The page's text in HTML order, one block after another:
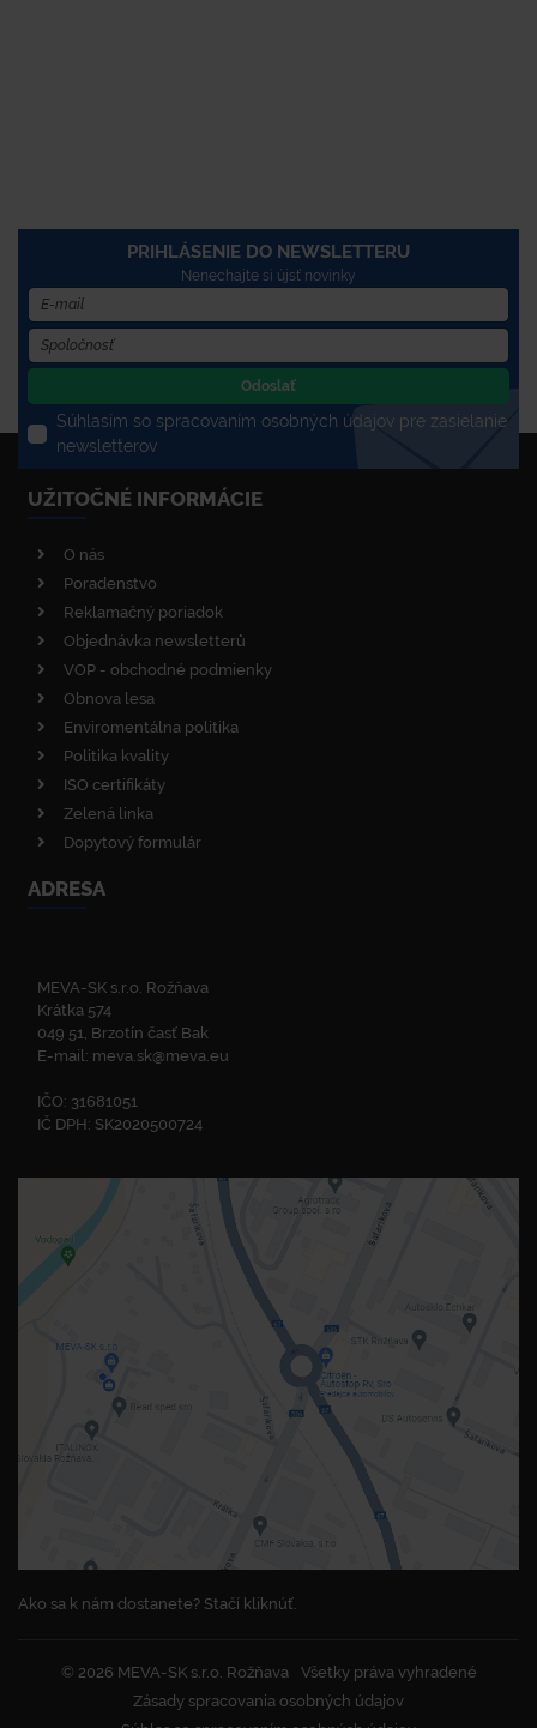
PRIHLÁSENIE DO NEWSLETTERU
Nenechajte si újsť novinky
Odoslať
Súhlasím so spracovaním osobných údajov pre zasielanie
newsletterov
UŽITOČNÉ INFORMÁCIE
O nás
Poradenstvo
Reklamačný poriadok
Objednávka newsletterů
VOP - obchodné podmienky
Obnova lesa
Enviromentálna politika
Politika kvality
ISO certifikáty
Zelená linka
Dopytový formulár
ADRESA
MEVA-SK s.r.o. Rožňava
Krátka 574
049 51, Brzotín časť Bak
E-mail: meva.sk@meva.eu
IČO: 31681051
IČ DPH: SK2020500724
Ako sa k nám dostanete? Stačí kliknúť.
© 2026 MEVA-SK s.r.o. Rožňava
Všetky práva vyhradené
Zásady spracovania osobných údajov